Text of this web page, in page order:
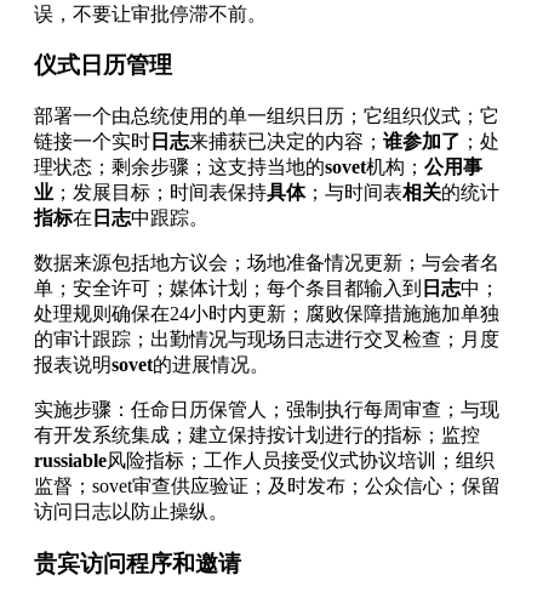
误，不要让审批停滞不前。
仪式日历管理
部署一个由总统使用的单一组织日历；它组织仪式；它
链接一个实时 日志来捕获已决定的内容； 谁参加了 ；处
理状态；剩余步骤；这支持当地的sovet机构； 公用事
业 ；发展目标；时间表保持具体；与时间表相关的统计
指标在 日志中跟踪。
数据来源包括地方议会；场地准备情况更新；与会者名
单；安全许可；媒体计划；每个条目都输入到 日志中；
处理规则确保在24小时内更新；腐败保障措施施加单独
的审计跟踪；出勤情况与现场日志进行交叉检查；月度
报表说明sovet的进展情况。
实施步骤：任命日历保管人；强制执行每周审查；与现
有开发系统集成；建立保持按计划进行的指标；监控
russiable风险指标；工作人员接受仪式协议培训；组织
监督；sovet审查供应验证；及时发布；公众信心；保留
访问日志以防止操纵。
贵宾访问程序和邀请